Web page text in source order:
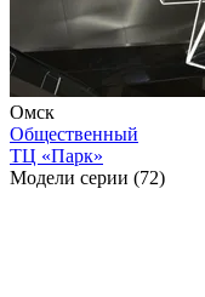
Омск
Общественный
ТЦ «Парк»
Модели серии (72)